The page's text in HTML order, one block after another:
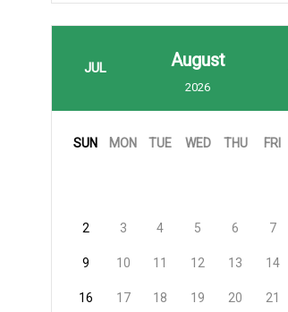
JUL August
2026
SUN MON TUE WED THU FRI
2 3 4 5 6 7
9 10 11 12 13 14
16 17 18 19 20 21